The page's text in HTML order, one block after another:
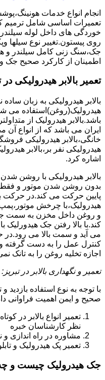
انجام انواع خدمات
تعمیرات اساسی شامل ترمیم
خوردگی های داخل لوله
روی پیستون.تغییر نوع سیلها
جک،سنگ زنی کامل سیلندر و
اطمینان از کارکرد صحیح جک
تعمیر بالابر هیدرولیکی در
بالابر هیدرولیکی به زبان
هیدرولیک(روغن)استفاده می
باشد.بالابر هیدرولیک از
ایران می باشد که از انواع آن
خانگی،بالابر هیدرولیکی
هیدرولیکی نفر بر،بالابر
اشاره کرد.
بالابر هیدرولیکی با روشن
بدون روشن شدن موتور و
پایین حرکت می کند.در حرکت
هیدرولیک،با چرخش
و روغن داخل مخزن به سمت
کند.با بالا رفتن جک هیدورلیک
می آید و سمت بالا می
کنترل عمل را به دست گرفته و
اجازه تخلیه روغن را به تانک
تعمیر و نگهداری بالابر در تبریز:
با توجه به نوع استفاده بازدید
صحیح و ایمن اهمیت فراوانی
تعمیر انواع بالابر در
نظر کارشناسان خبره
مشاوره در راه اندازی
تعمیر پک هیدرولیک و
جک هیدرولیک چیست و چه